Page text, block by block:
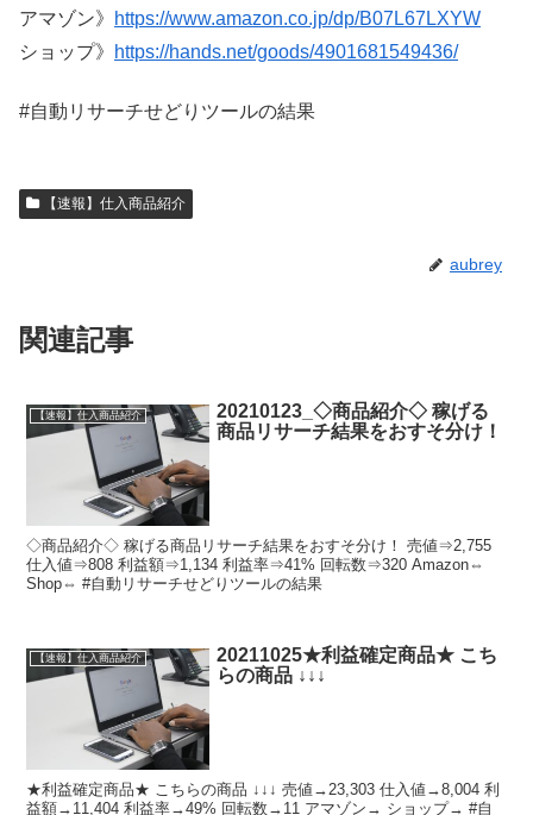
アマゾン》
https://www.amazon.co.jp/dp/B07L67LXYW
ショップ》
https://hands.net/goods/4901681549436/
#自動リサーチせどりツールの結果
【速報】仕入商品紹介
aubrey
関連記事
【速報】仕入商品紹介
20210123_◇商品紹介◇ 稼げる
商品リサーチ結果をおすそ分け！
◇商品紹介◇ 稼げる商品リサーチ結果をおすそ分け！ 売値⇒2,755
仕入値⇒808 利益額⇒1,134 利益率⇒41% 回転数⇒320 Amazon⇔
Shop⇔ #自動リサーチせどりツールの結果
【速報】仕入商品紹介
20211025★利益確定商品★ こち
らの商品 ↓↓↓
★利益確定商品★ こちらの商品 ↓↓↓ 売値→23,303 仕入値→8,004 利
益額→11,404 利益率→49% 回転数→11 アマゾン→ ショップ→ #自